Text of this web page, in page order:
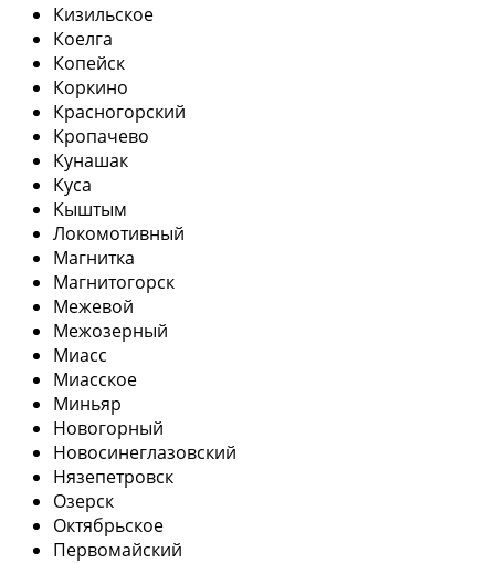
Кизильское
Коелга
Копейск
Коркино
Красногорский
Кропачево
Кунашак
Куса
Кыштым
Локомотивный
Магнитка
Магнитогорск
Межевой
Межозерный
Миасс
Миасское
Миньяр
Новогорный
Новосинеглазовский
Нязепетровск
Озерск
Октябрьское
Первомайский